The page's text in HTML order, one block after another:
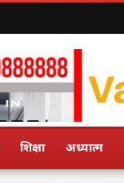
शिक्षा अध्यात्म